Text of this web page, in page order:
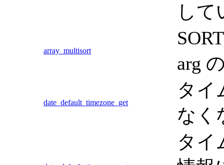
して
array_multisort
arg
date_default_timezone_get
タイ
なく
タイ